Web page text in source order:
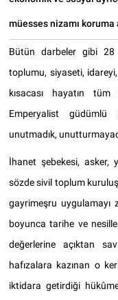
müesses nizamı
Bütün darbeler gibi
toplumu, siyaseti,
kısacası hayatın tüm
Emperyalist güdümlü
unutmadık,
İhanet şebekesi, asker,
sözde sivil toplum
gayrimeşru uygulamayı
boyunca tarihe ve
değerlerine açıktan
hafızalara kazınan o
iktidara getirdiği